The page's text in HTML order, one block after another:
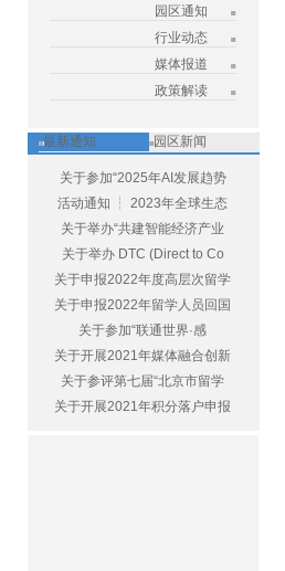
园区通知
行业动态
媒体报道
政策解读
最新通知 园区新闻
关于参加“2025年AI发展趋势
活动通知 ┆ 2023年全球生态
关于举办“共建智能经济产业
关于举办 DTC (Direct to Co
关于申报2022年度高层次留学
关于申报2022年留学人员回国
关于参加“联通世界·感
关于开展2021年媒体融合创新
关于参评第七届“北京市留学
关于开展2021年积分落户申报